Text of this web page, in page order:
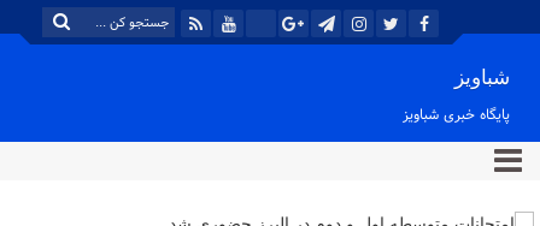
شباویز
پایگاه خبری شباویز